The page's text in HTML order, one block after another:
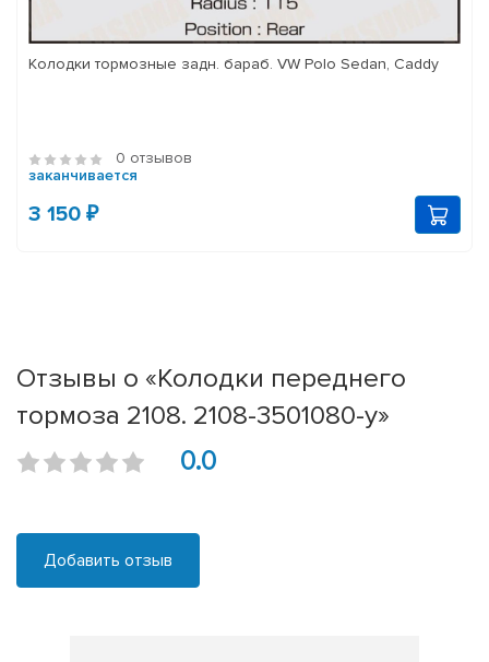
Колодки тормозные задн. бараб. VW Polo Sedan, Caddy
0 отзывов
заканчивается
3 150 ₽
Отзывы о «Колодки переднего
тормоза 2108. 2108-3501080-у»
0.0
Добавить отзыв